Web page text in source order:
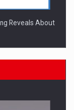
Reveals About